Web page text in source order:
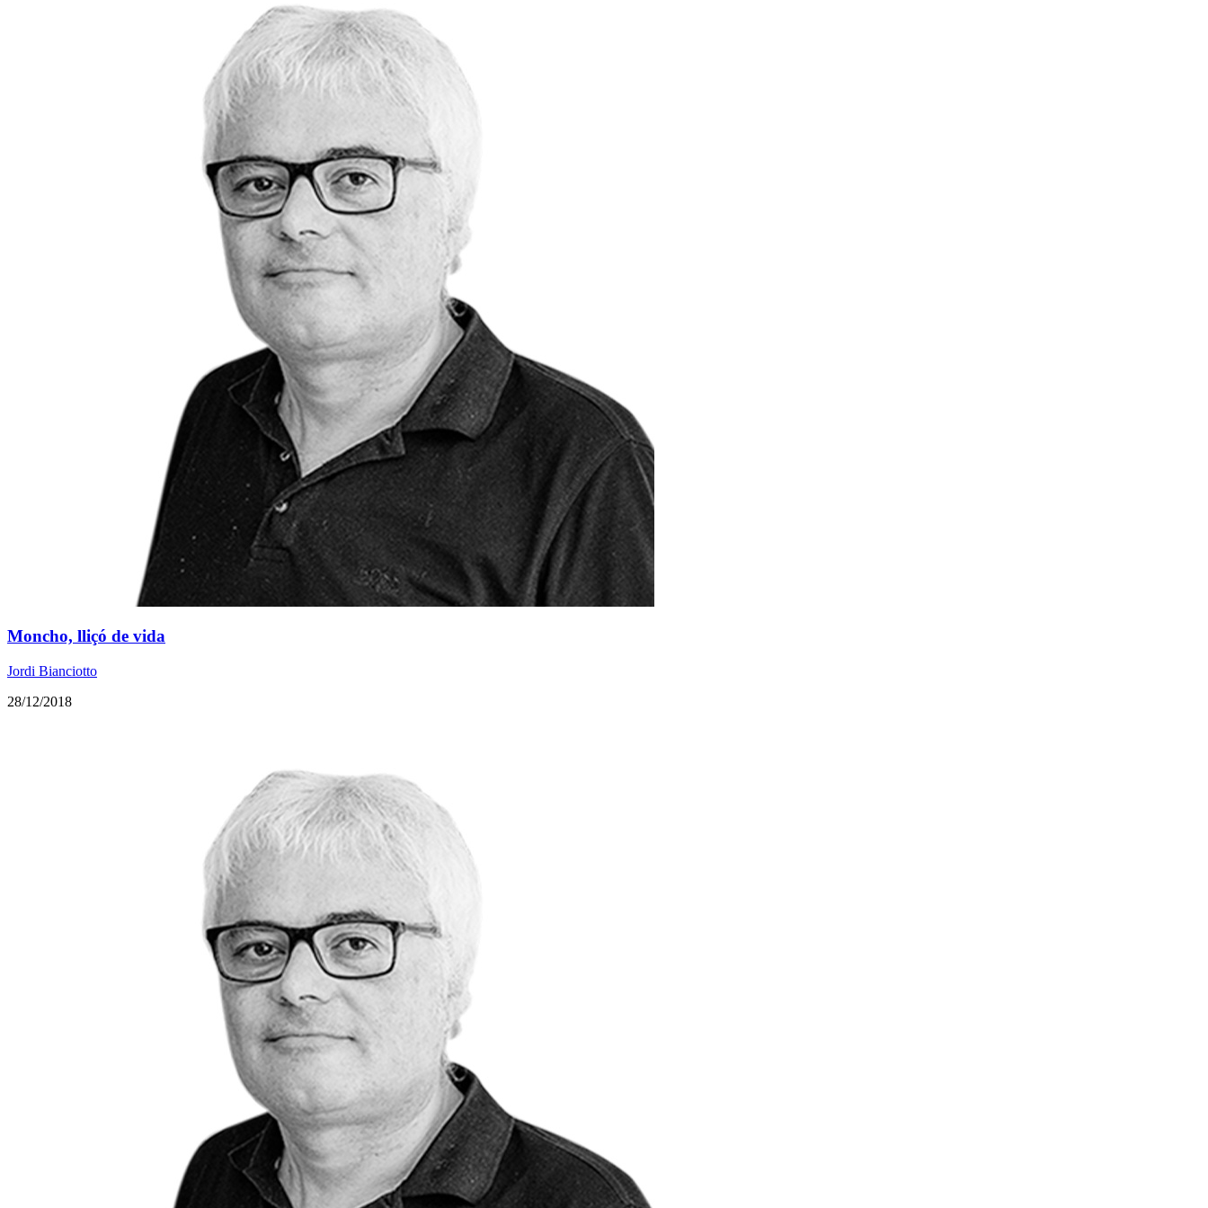
Moncho, lliçó de vida
Jordi Bianciotto
28/12/2018